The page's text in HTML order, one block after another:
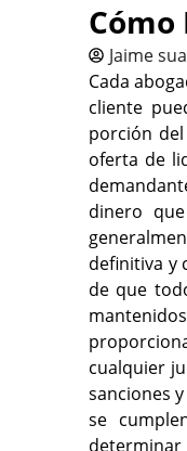
Cómo
Jaime
Cada
cliente
porción
oferta de
dinero
definitiva y
de que
cualquier
sanciones
se